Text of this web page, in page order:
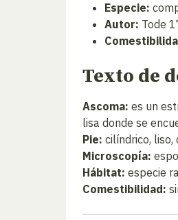
Especie:
Autor: Tode
Texto de
Ascoma: es un
lisa donde se
Pie: cilíndrico,
Microscopía:
Hábitat: especie
Comestibilidad: